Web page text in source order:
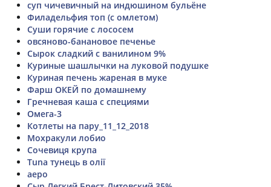
суп чичевичный на индюшином бульёне
Филадельфия топ (с омлетом)
Суши горячие с лососем
овсяново-банановое печенье
Сырок сладкий с ванилином 9%
Куриные шашлычки на луковой подушке
Куриная печень жареная в муке
Фарш ОКЕЙ по домашнему
Гречневая каша с специями
Омега-3
Котлеты на пару_11_12_2018
Мохракули лобио
Сочевиця крупа
Tuna тунець в олії
аеро